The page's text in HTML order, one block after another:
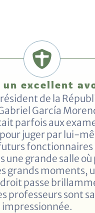
un excellent
de la
García
parfois aux
juger par lui-
fonctionnaires
une grande salle où
grands moments,
passe
professeurs sont
impressionnée.